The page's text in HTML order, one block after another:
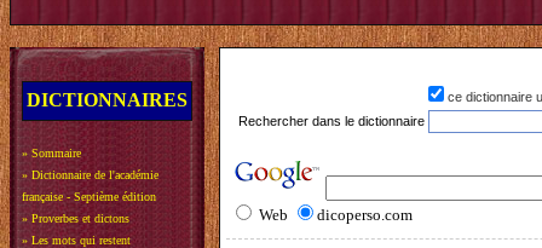
DICTIONNAIRES
» Sommaire
» Dictionnaire de l'académie
française - Septième édition
» Proverbes et dictons
» Les mots qui restent
ce dictionnaire
Rechercher dans le dictionnaire
Web dicoperso.com